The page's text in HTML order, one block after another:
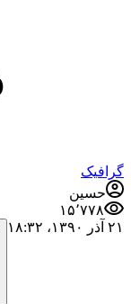
گرافیک
حسین
۱۵٬۷۷۸
۲۱ آذر ۱۳۹۰،‏ ۱۸:۳۲